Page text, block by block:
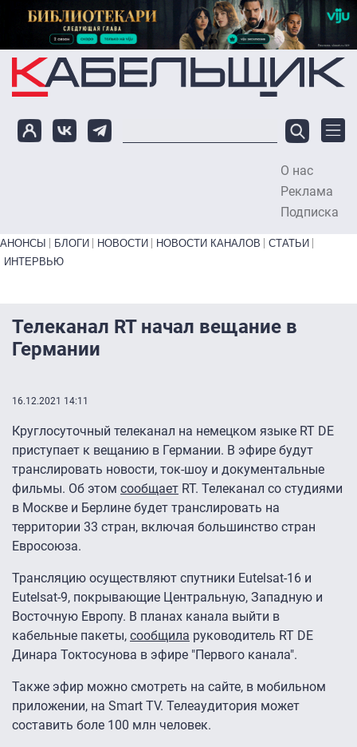
Перейти к основному содержанию
О нас
Реклама
Подписка
Primary links bottom
АНОНСЫ БЛОГИ НОВОСТИ НОВОСТИ КАНАЛОВ
СТАТЬИ
ИНТЕРВЬЮ
Телеканал RT начал вещание в
Германии
16.12.2021 14:11
Круглосуточный телеканал на немецком языке RT DE
приступает к вещанию в Германии. В эфире будут
транслировать новости, ток-шоу и документальные
фильмы. Об этом сообщает RT. Телеканал со студиями
в Москве и Берлине будет транслировать на
территории 33 стран, включая большинство стран
Евросоюза.
Трансляцию осуществляют спутники Eutelsat-16 и
Eutelsat-9, покрывающие Центральную, Западную и
Восточную Европу. В планах канала выйти в
кабельные пакеты, сообщила руководитель RT DE
Динара Токтосунова в эфире "Первого канала".
Также эфир можно смотреть на сайте, в мобильном
приложении, на Smart TV. Телеаудитория может
составить боле 100 млн человек.